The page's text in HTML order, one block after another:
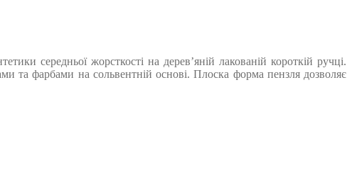
середньої жорсткості на дерев’яній лакованій короткій ручці.
та фарбами на сольвентній основі. Плоска форма пензля дозволяє